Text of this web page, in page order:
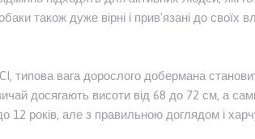
також дуже вірні і прив'язані до своїх
типова вага дорослого добермана
досягають висоти від 68 до 72 см, а
12 років, але з правильною доглядом і